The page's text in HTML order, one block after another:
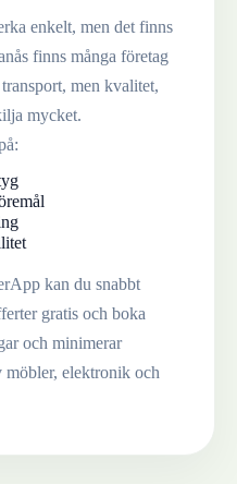
enkelt, men det finns
finns många företag
men kvalitet,
mycket.
kan du snabbt
gratis och boka
och minimerar
möbler, elektronik och